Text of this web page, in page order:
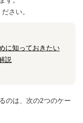
さい。
に知っておきたい
説
のは、次の2つのケー